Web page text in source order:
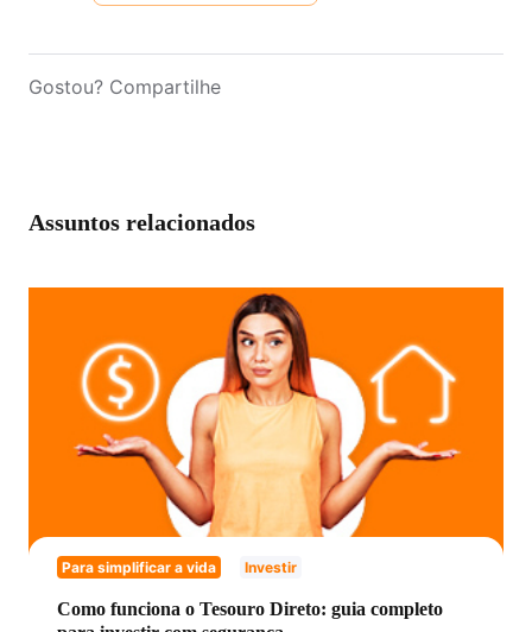
Gostou? Compartilhe
Assuntos relacionados
Para simplificar a vida Investir
Como funciona o Tesouro Direto: guia completo